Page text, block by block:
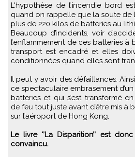
L'hypothèse de l’incendie bord
quand on rappelle que la soute de
plus de 220 kilos de batteries au
Beaucoup d’incidents, voir
l’enflammement de ces batteries à
transport est encadré et elles
conditionnées quand elles sont
Il peut y avoir des défaillances.
ce spectaculaire embrasement
batteries et qui s’est transformé
de feu tout juste avant d’être mis à
sur l’aéroport de Hong Kong.
Le livre ‘’La Disparition’’ est
convaincu.